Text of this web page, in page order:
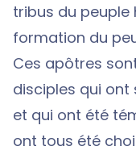
tribus du peuple
formation du
Ces apôtres
disciples qui ont
et qui ont été
ont tous été